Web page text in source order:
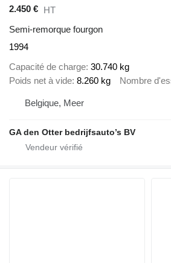
2.450 € HT
Semi-remorque fourgon
1994
Capacité de charge 30.740 kg
Poids net à vide 8.260 kg Nombre
Belgique, Meer
GA den Otter bedrijfsauto’s BV